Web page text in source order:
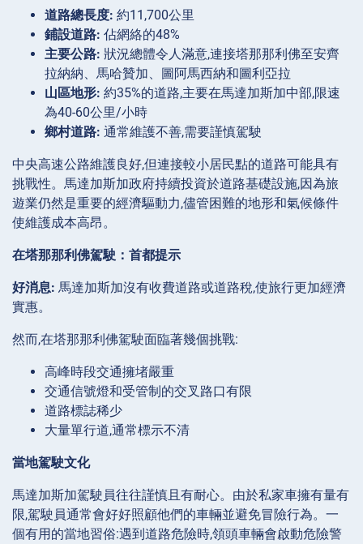
道路總長度: 約11,700公里
鋪設道路: 佔網絡的48%
主要公路: 狀況總體令人滿意,連接塔那那利佛至安齊
拉納納、馬哈贊加、圖阿馬西納和圖利亞拉
山區地形: 約35%的道路,主要在馬達加斯加中部,限速
為40-60公里/小時
鄉村道路: 通常維護不善,需要謹慎駕駛
中央高速公路維護良好,但連接較小居民點的道路可能具有
挑戰性。馬達加斯加政府持續投資於道路基礎設施,因為旅
遊業仍然是重要的經濟驅動力,儘管困難的地形和氣候條件
使維護成本高昂。
在塔那那利佛駕駛：首都提示
好消息: 馬達加斯加沒有收費道路或道路稅,使旅行更加經濟
實惠。
然而,在塔那那利佛駕駛面臨著幾個挑戰:
高峰時段交通擁堵嚴重
交通信號燈和受管制的交叉路口有限
道路標誌稀少
大量單行道,通常標示不清
當地駕駛文化
馬達加斯加駕駛員往往謹慎且有耐心。由於私家車擁有量有
限,駕駛員通常會好好照顧他們的車輛並避免冒險行為。一
個有用的當地習俗:遇到道路危險時,領頭車輛會啟動危險警